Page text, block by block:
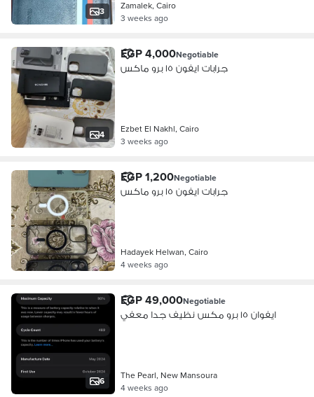
3
Zamalek, Cairo
3 weeks ago
4
EGP 4,000Negotiable
جرابات ايفون ١٥ برو ماكس
Ezbet El Nakhl, Cairo
3 weeks ago
EGP 1,200Negotiable
جرابات ايفون ١٥ برو ماكس
Hadayek Helwan, Cairo
4 weeks ago
6
EGP 49,000Negotiable
ايفوان ١٥ برو مكس نظيف جدا معفي
The Pearl, New Mansoura
4 weeks ago